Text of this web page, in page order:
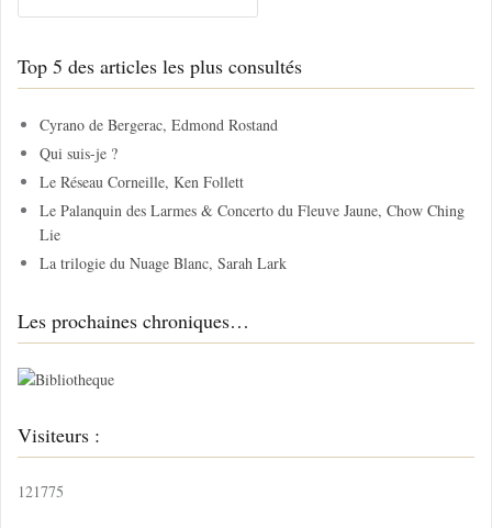
c
e
r
c
r
Top 5 des articles les plus consultés
Cyrano de Bergerac, Edmond Rostand
Qui suis-je ?
Le Réseau Corneille, Ken Follett
Le Palanquin des Larmes & Concerto du Fleuve Jaune, Chow Ching
Lie
La trilogie du Nuage Blanc, Sarah Lark
Les prochaines chroniques…
Visiteurs :
121775